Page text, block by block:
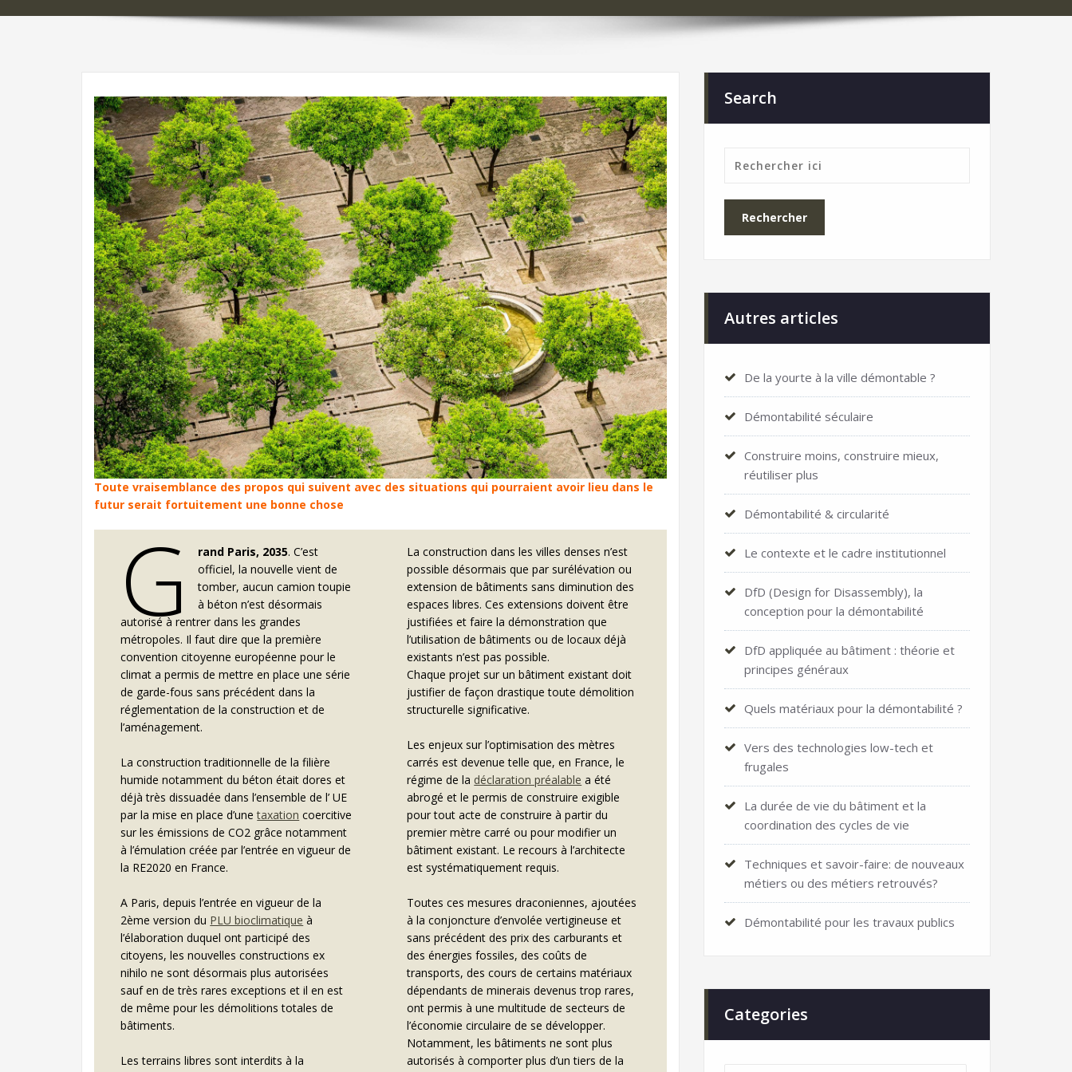
Toute vraisemblance des propos qui suivent avec des situations qui pourraient avoir lieu dans le
futur serait fortuitement une bonne chose
G rand Paris, 2035. C’est
officiel, la nouvelle vient de
tomber, aucun camion toupie
à béton n’est désormais
autorisé à rentrer dans les grandes
métropoles. Il faut dire que la première
convention citoyenne européenne pour le
climat a permis de mettre en place une série
de garde-fous sans précédent dans la
réglementation de la construction et de
l’aménagement.
La construction traditionnelle de la filière
humide notamment du béton était dores et
déjà très dissuadée dans l’ensemble de l’ UE
par la mise en place d’unetaxation coercitive
sur les émissions de CO2 grâce notamment
à l’émulation créée par l’entrée en vigueur de
la RE2020 en France.
A Paris, depuis l’entrée en vigueur de la
2ème version du PLU bioclimatique à
l’élaboration duquel ont participé des
citoyens, les nouvelles constructions ex
nihilo ne sont désormais plus autorisées
sauf en de très rares exceptions et il en est
de même pour les démolitions totales de
bâtiments.
Les terrains libres sont interdits à la
La construction dans les villes denses n’est
possible désormais que par surélévation ou
extension de bâtiments sans diminution des
espaces libres. Ces extensions doivent être
justifiées et faire la démonstration que
l’utilisation de bâtiments ou de locaux déjà
existants n’est pas possible.
Chaque projet sur un bâtiment existant doit
justifier de façon drastique toute démolition
structurelle significative.
Les enjeux sur l’optimisation des mètres
carrés est devenue telle que, en France, le
régime de la déclaration préalable a été
abrogé et le permis de construire exigible
pour tout acte de construire à partir du
premier mètre carré ou pour modifier un
bâtiment existant. Le recours à l’architecte
est systématiquement requis.
Toutes ces mesures draconiennes, ajoutées
à la conjoncture d’envolée vertigineuse et
sans précédent des prix des carburants et
des énergies fossiles, des coûts de
transports, des cours de certains matériaux
dépendants de minerais devenus trop rares,
ont permis à une multitude de secteurs de
l’économie circulaire de se développer.
Notamment, les bâtiments ne sont plus
autorisés à comporter plus d’un tiers de la
Search
Autres articles
De la yourte à la ville démontable ?
Démontabilité séculaire
Construire moins, construire mieux,
réutiliser plus
Démontabilité & circularité
Le contexte et le cadre institutionnel
DfD (Design for Disassembly), la
conception pour la démontabilité
DfD appliquée au bâtiment : théorie et
principes généraux
Quels matériaux pour la démontabilité ?
Vers des technologies low-tech et
frugales
La durée de vie du bâtiment et la
coordination des cycles de vie
Techniques et savoir-faire: de nouveaux
métiers ou des métiers retrouvés?
Démontabilité pour les travaux publics
Categories